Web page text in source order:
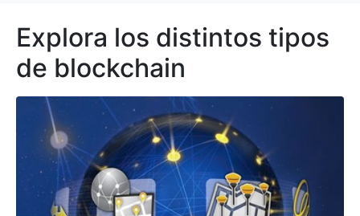
Explora los distintos tipos
de blockchain